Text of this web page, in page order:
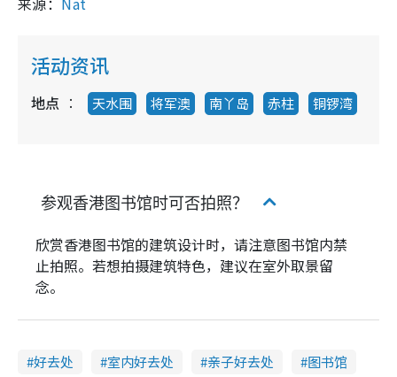
活动资讯
地点 天水围 将军澳 南丫岛 赤柱 铜锣湾
参观香港图书馆时可否拍照？
欣赏香港图书馆的建筑设计时，请注意图书馆内禁
止拍照。若想拍摄建筑特色，建议在室外取景留
念。
好去处 室内好去处 亲子好去处 图书馆